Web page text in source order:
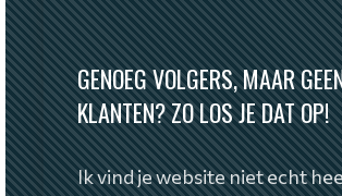
GENOEG VOLGERS, MAAR
KLANTEN? ZO LOS JE DAT OP!
Ik vind je website niet echt